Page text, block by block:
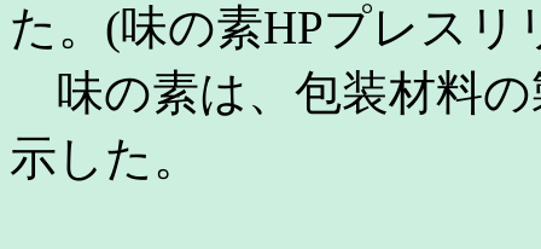
た。(味の素HPプレス
味の素は、包装材料
示した。